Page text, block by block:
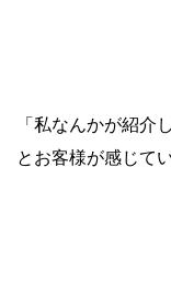
「私なんかが紹介
とお客様が感じて